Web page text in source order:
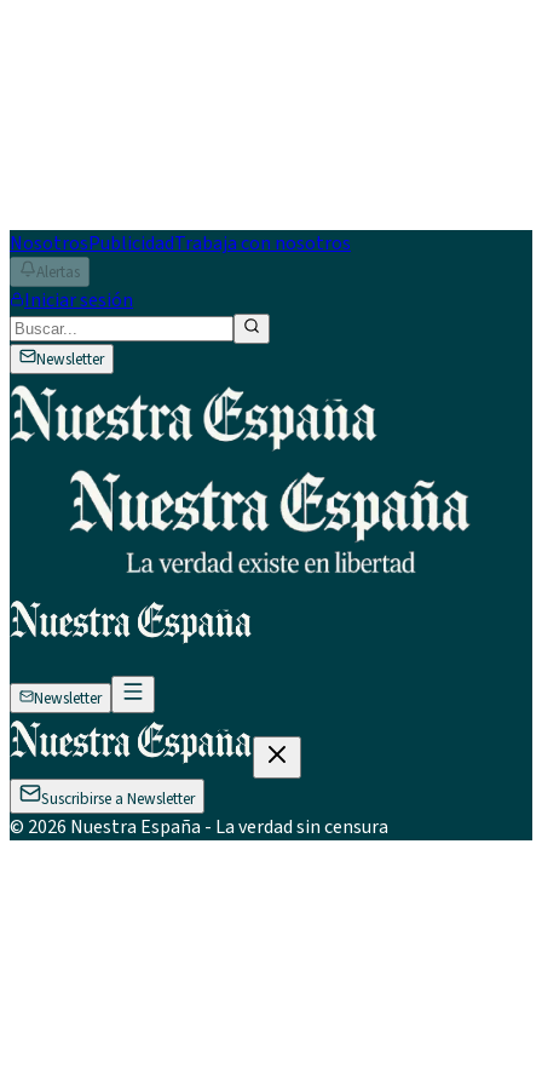
NosotrosPublicidadTrabaja con nosotros
Alertas
Iniciar sesión
Newsletter
Newsletter
Suscribirse a Newsletter
© 2026 Nuestra España - La verdad sin censura